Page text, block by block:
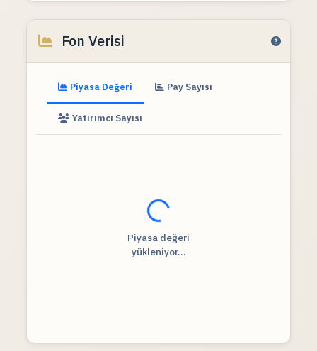
Fon Verisi
Piyasa Değeri Pay Sayısı
Yatırımcı Sayısı
Fiyat verileri yükleniyor...
Piyasa değeri
yükleniyor...